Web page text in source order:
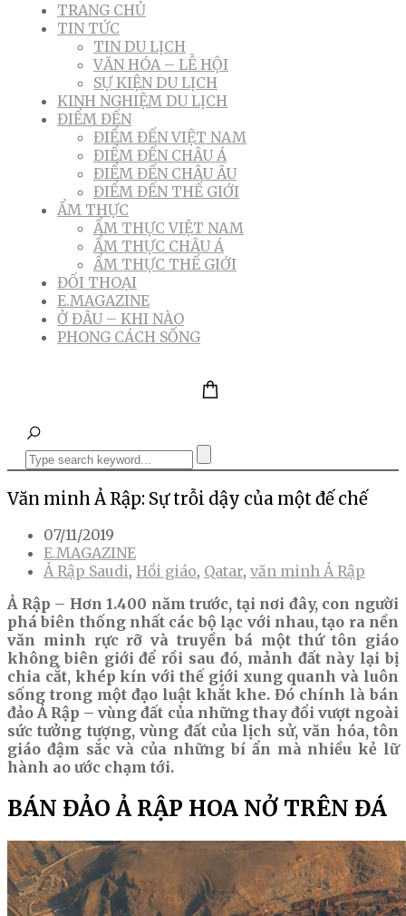
TRANG CHỦ
TIN TỨC
TIN DU LỊCH
VĂN HÓA – LỄ HỘI
SỰ KIỆN DU LỊCH
KINH NGHIỆM DU LỊCH
ĐIỂM ĐẾN
ĐIỂM ĐẾN VIỆT NAM
ĐIỂM ĐẾN CHÂU Á
ĐIỂM ĐẾN CHÂU ÂU
ĐIỂM ĐẾN THẾ GIỚI
ẨM THỰC
ẨM THỰC VIỆT NAM
ẨM THỰC CHÂU Á
ẨM THỰC THẾ GIỚI
ĐỐI THOẠI
E.MAGAZINE
Ở ĐÂU – KHI NÀO
PHONG CÁCH SỐNG
Văn minh Ả Rập: Sự trỗi dậy của một đế chế
07/11/2019
E.MAGAZINE
Ả Rập Saudi, Hồi giáo, Qatar, văn minh Ả Rập
Ả Rập – Hơn 1.400 năm trước, tại nơi đây, con người
phá biên thống nhất các bộ lạc với nhau, tạo ra nền
văn minh rực rỡ và truyền bá một thứ tôn giáo
không biên giới để rồi sau đó, mảnh đất này lại bị
chia cắt, khép kín với thế giới xung quanh và luôn
sống trong một đạo luật khắt khe. Đó chính là bán
đảo Ả Rập – vùng đất của những thay đổi vượt ngoài
sức tưởng tượng, vùng đất của lịch sử, văn hóa, tôn
giáo đậm sắc và của những bí ẩn mà nhiều kẻ lữ
hành ao ước chạm tới.
BÁN ĐẢO Ả RẬP HOA NỞ TRÊN ĐÁ